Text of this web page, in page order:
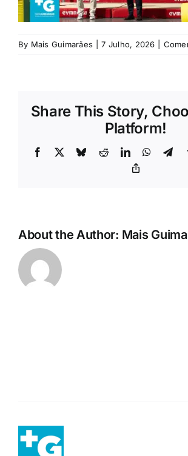
Rubricas
Jornal
Search
By Mais Guimarães 7 Julho, 2026
Share This Story,
Platform!
Facebook BlueskyRedditLinkedIn
About the Author: Mais